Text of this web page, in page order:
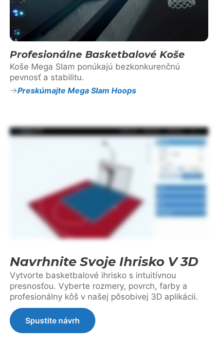
Profesionálne Basketbalové Koše
Koše Mega Slam ponúkajú bezkonkurenčnú
pevnosť a stabilitu.
Preskúmajte Mega Slam Hoops
Navrhnite Svoje Ihrisko V 3D
Vytvorte basketbalové ihrisko s intuitívnou
presnosťou. Vyberte rozmery, povrch, farby a
profesionálny kôš v našej pôsobivej 3D aplikácii.
Spustite návrh